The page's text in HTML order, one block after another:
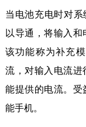
当电池充电时对
以导通，将输入和
该功能称为补充
流，对输入电流
能提供的电流。受
能手机。